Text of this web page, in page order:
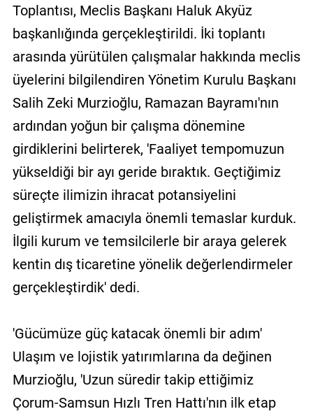
Toplantısı, Meclis Başkanı Haluk Akyüz
başkanlığında gerçekleştirildi. İki toplantı
arasında yürütülen çalışmalar hakkında meclis
üyelerini bilgilendiren Yönetim Kurulu Başkanı
Salih Zeki Murzioğlu, Ramazan Bayramı'nın
ardından yoğun bir çalışma dönemine
girdiklerini belirterek, 'Faaliyet tempomuzun
yükseldiği bir ayı geride bıraktık. Geçtiğimiz
süreçte ilimizin ihracat potansiyelini
geliştirmek amacıyla önemli temaslar kurduk.
İlgili kurum ve temsilcilerle bir araya gelerek
kentin dış ticaretine yönelik değerlendirmeler
gerçekleştirdik' dedi.
'Gücümüze güç katacak önemli bir adım'
Ulaşım ve lojistik yatırımlarına da değinen
Murzioğlu, 'Uzun süredir takip ettiğimiz
Çorum-Samsun Hızlı Tren Hattı'nın ilk etap